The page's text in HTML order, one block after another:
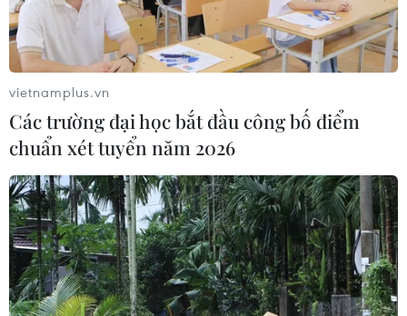
vietnamplus.vn
Các trường đại học bắt đầu công bố điểm
chuẩn xét tuyển năm 2026